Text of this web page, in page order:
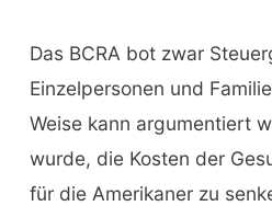
Das BCRA bot zwar
Einzelpersonen und
Weise kann argumentiert
wurde, die Kosten der
für die Amerikaner zu